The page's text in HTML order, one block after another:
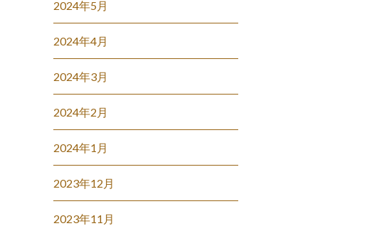
2024年5月
2024年4月
2024年3月
2024年2月
2024年1月
2023年12月
2023年11月